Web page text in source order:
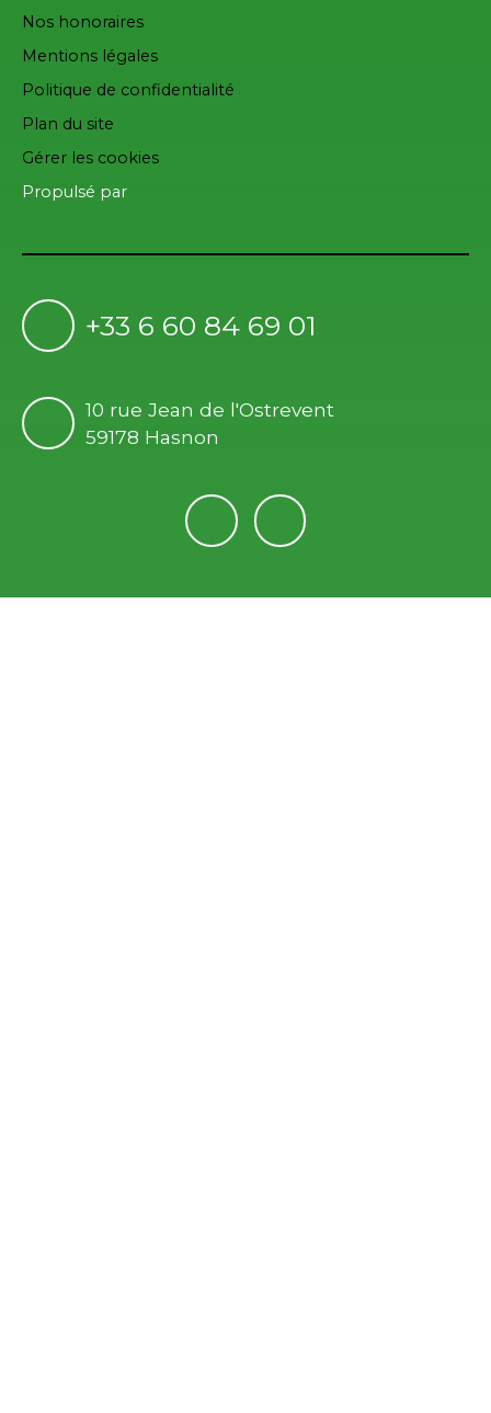
Nos honoraires
Mentions légales
Politique de confidentialité
Plan du site
Gérer les cookies
Propulsé par
+33 6 60 84 69 01
10 rue Jean de l'Ostrevent
59178 Hasnon